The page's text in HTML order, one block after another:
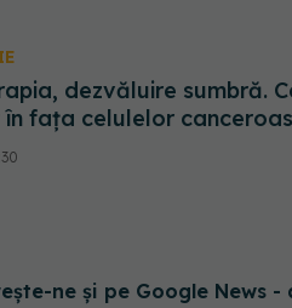
dezvăluire sumbră.
fața celulelor
ne și pe Google News -